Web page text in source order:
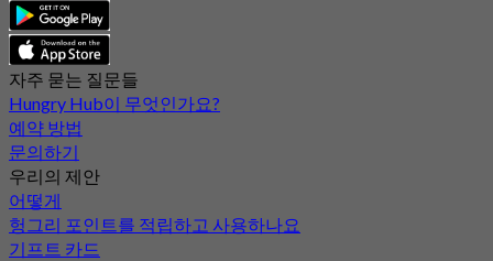
자주 묻는 질문들
Hungry Hub이 무엇인가요?
예약 방법
문의하기
우리의 제안
어떻게
헝그리 포인트를 적립하고 사용하나요
기프트 카드